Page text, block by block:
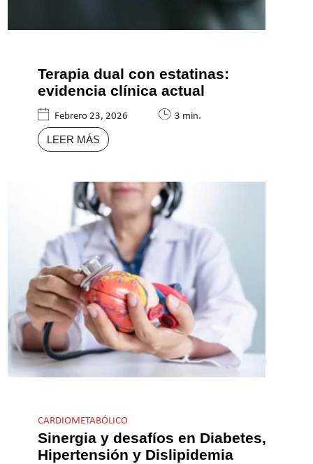
Terapia dual con estatinas:
evidencia clínica actual
Febrero 23, 2026 3 min.
LEER MÁS
CARDIOMETABÓLICO
Sinergia y desafíos en Diabetes,
Hipertensión y Dislipidemia